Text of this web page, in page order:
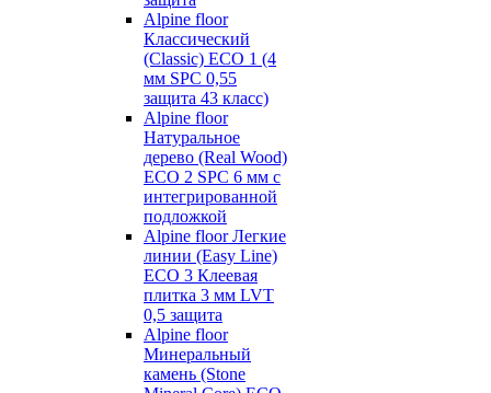
Alpine floor
Классический
(Classic) ECO 1 (4
мм SPC 0,55
защита 43 класс)
Alpine floor
Натуральное
дерево (Real Wood)
ECO 2 SPC 6 мм с
интегрированной
подложкой
Alpine floor Легкие
линии (Easy Line)
ECO 3 Клеевая
плитка 3 мм LVT
0,5 защита
Alpine floor
Минеральный
камень (Stone